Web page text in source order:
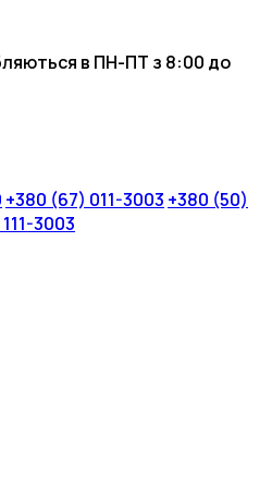
в ПН-ПТ з 8:00 до
+380 (67) 011-3003 +380 (50)
3003